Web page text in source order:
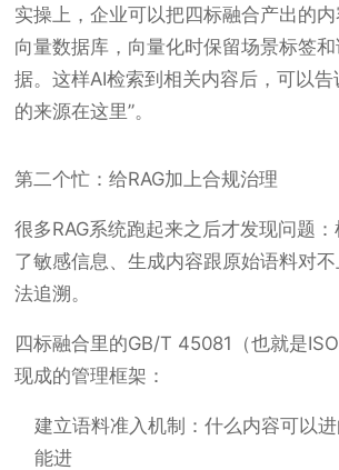
实操上，企业可以把四标融合产出的
向量数据库，向量化时保留场景标签
据。这样AI检索到相关内容后，可以告
的来源在这里”。
第二个忙：给RAG加上合规治理
很多RAG系统跑起来之后才发现问题
了敏感信息、生成内容跟原始语料对
法追溯。
四标融合里的GB/T 45081（也就是
现成的管理框架：
建立语料准入机制：什么内容可以
能进